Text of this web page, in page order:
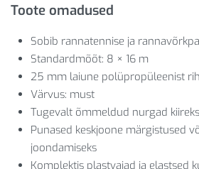
Toote omadused
Sobib rannatennise ja
Standardmõõt: 8 × 16 m
25 mm laiune polüpropüleenist
Värvus: must
Tugevalt õmmeldud nurgad
Punased keskjoone märgistused
joondamiseks
Komplektis plastvaiad ja elastsed